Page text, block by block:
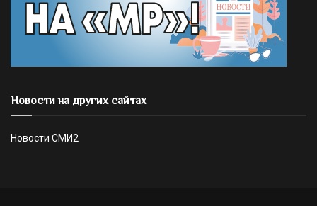
Новости на других сайтах
Новости СМИ2